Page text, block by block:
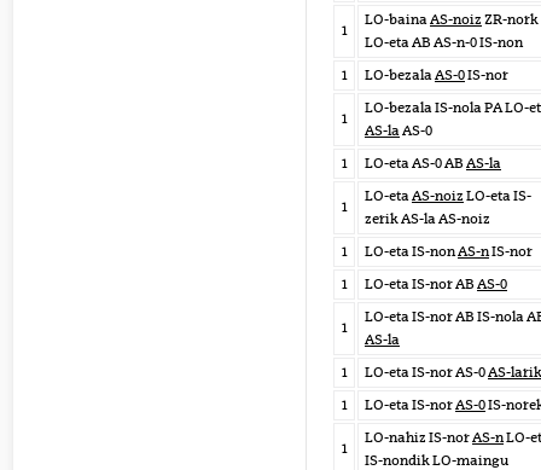
1
LO-bainaAS-noiz ZR-nork
LO-eta AB AS-n-0 IS-non
1
LO-bezalaAS-0IS-nor
1
LO-bezala IS-nola PA LO-
AS-laAS-0
1
LO-eta AS-0 AB AS-la
1
LO-etaAS-noiz LO-eta IS-
zerik AS-la AS-noiz
1
LO-eta IS-nonAS-nIS-nor
1
LO-eta IS-nor AB AS-0
1
LO-eta IS-nor AB IS-nola
AS-la
1
LO-eta IS-nor AS-0AS-larik
1
LO-eta IS-norAS-0IS-
1
LO-nahiz IS-norAS-nLO-
IS-nondik LO-maingu